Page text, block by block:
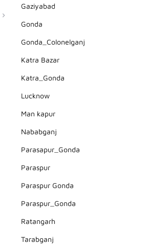
Gaziyabad
Gonda
Gonda_Colonelganj
Katra Bazar
Katra_Gonda
Lucknow
Man kapur
Nababganj
Parasapur_Gonda
Paraspur
Paraspur Gonda
Paraspur_Gonda
Ratangarh
Tarabganj